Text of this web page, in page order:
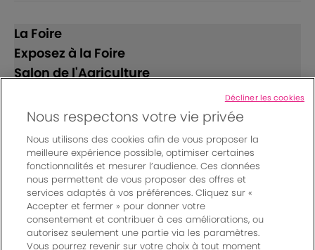
La Foire
Exposez à la Foire
Salon de l'Agriculture
Suivez-nous
© Bordeaux Events And More | Rue Jean Samazeuilh - CS
20088 - 33070 Bordeaux cedex - France
Nous respectons votre vie privée
Nous utilisons des cookies afin de vous proposer la
meilleure expérience possible, optimiser certaines
fonctionnalités et mesurer l’audience. Ces données
nous permettent de vous proposer des offres et
services adaptés à vos préférences. Cliquez sur «
Accepter et fermer » pour donner votre
consentement et contribuer à ces améliorations, ou
autorisez seulement une partie via les paramètres.
Vous pourrez revenir sur votre choix à tout moment
Décliner les cookies